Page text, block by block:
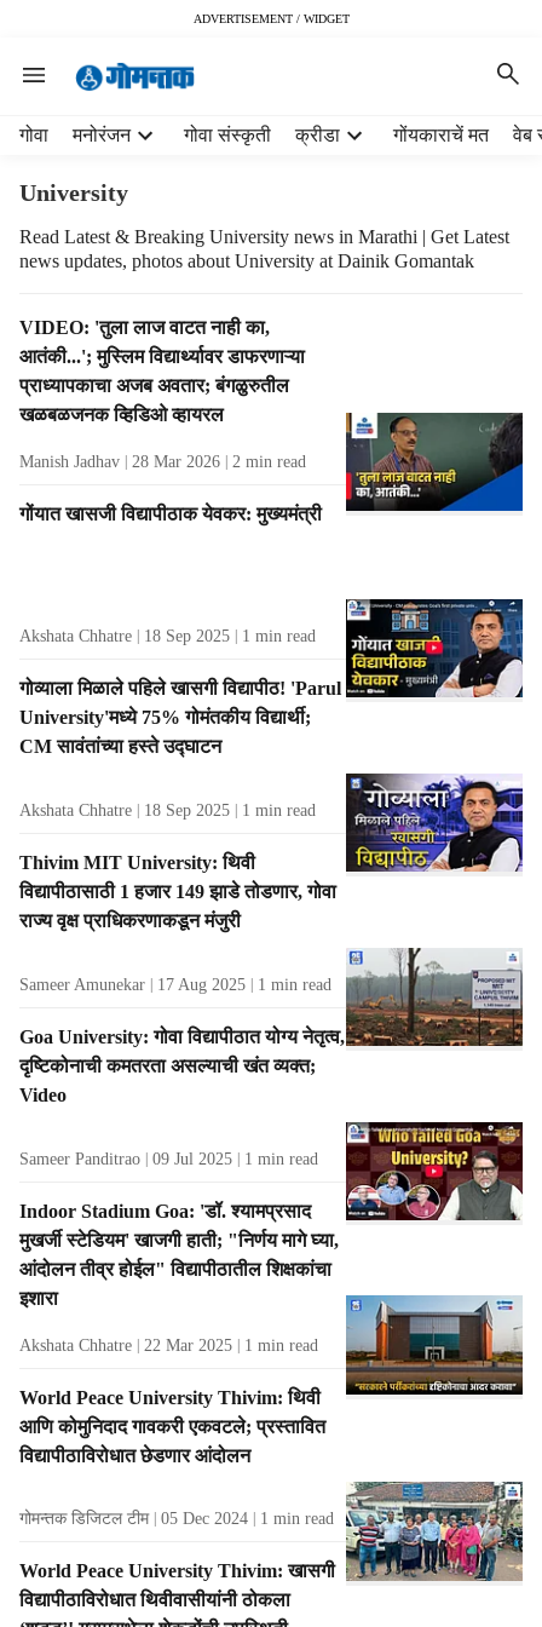
ADVERTISEMENT / WIDGET
गोवा मनोरंजन गोवा संस्कृती क्रीडा गोंयकाराचें मत वेब
University
Read Latest & Breaking University news in Marathi | Get Latest
news updates, photos about University at Dainik Gomantak
T
a
g
R
s
l
VIDEO: 'तुला लाज वाटत नाही का,
आतंकी...'; मुस्लिम विद्यार्थ्यावर डाफरणाऱ्या
प्राध्यापकाचा अजब अवतार; बंगळुरुतील
खळबळजनक व्हिडिओ व्हायरल
Manish Jadhav 28 Mar 2026 2 min read
गोंयात खासजी विद्यापीठाक येवकर: मुख्यमंत्री
Akshata Chhatre 18 Sep 2025 1 min read
गोव्याला मिळाले पहिले खासगी विद्यापीठ! 'Parul
University'मध्ये 75% गोमंतकीय विद्यार्थी;
CM सावंतांच्या हस्ते उद्घाटन
Akshata Chhatre 18 Sep 2025 1 min read
Thivim MIT University: थिवी
विद्यापीठासाठी 1 हजार 149 झाडे तोडणार, गोवा
राज्य वृक्ष प्राधिकरणाकडून मंजुरी
Sameer Amunekar 17 Aug 2025 1 min read
Goa University: गोवा विद्यापीठात योग्य नेतृत्व,
दृष्टिकोनाची कमतरता असल्याची खंत व्यक्त;
Video
Sameer Panditrao 09 Jul 2025 1 min read
Indoor Stadium Goa: 'डॉ. श्यामप्रसाद
मुखर्जी स्टेडियम' खाजगी हाती; "निर्णय मागे घ्या,
आंदोलन तीव्र होईल" विद्यापीठातील शिक्षकांचा
इशारा
Akshata Chhatre 22 Mar 2025 1 min read
World Peace University Thivim: थिवी
आणि कोमुनिदाद गावकरी एकवटले; प्रस्तावित
विद्यापीठाविरोधात छेडणार आंदोलन
गोमन्तक डिजिटल टीम 05 Dec 2024 1 min read
World Peace University Thivim: खासगी
विद्यापीठाविरोधात थिवीवासीयांनी ठोकला